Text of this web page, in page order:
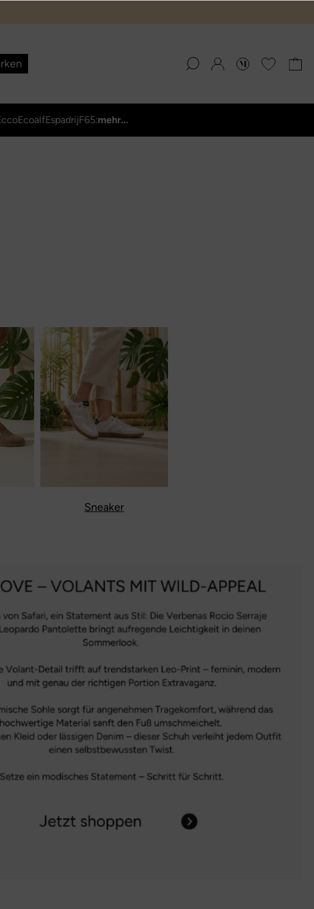
EcoalfEspadrijF65:mehr...
Sneaker